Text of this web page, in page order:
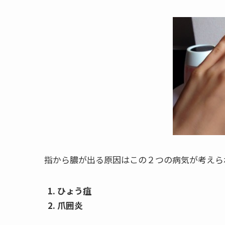
指から膿が出る原因はこの２つの病気が考え
ひょう疽
爪囲炎